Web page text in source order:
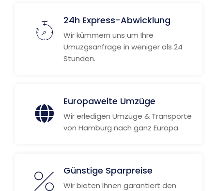
24h Express-Abwicklung
Wir kümmern uns um Ihre
Umuzgsanfrage in weniger als 24
Stunden.
Europaweite Umzüge
Wir erledigen Umzüge & Transporte
von Hamburg nach ganz Europa.
Günstige Sparpreise
Wir bieten Ihnen garantiert den